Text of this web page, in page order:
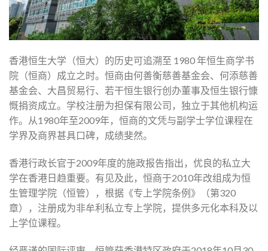
香港恒生大学（恒大）的历史可追溯至 1980 年恒生商学书
院（恒商）成立之时。恒商由何善衡慈善基金会、何添慈善
基金会、大昌贸易行、若干恒生银行创办董事及恒生银行慷
慨捐资成立。学校注册为担保有限公司，独立于其他机构运
作。从1980年至2009年，恒商的文凭与副学士学位课程在
学界及商界甚具口碑，成绩斐然。
香港行政长官于2009年度的施政报告指出，优良的私立大
学在香港日趋重要。有见及此，恒商于2010年改组成为恒
生管理学院（恒管），根据《专上学院条例》（第320
章），注册成为非牟利私立专上学院，提供多元化本科及以
上学位课程。